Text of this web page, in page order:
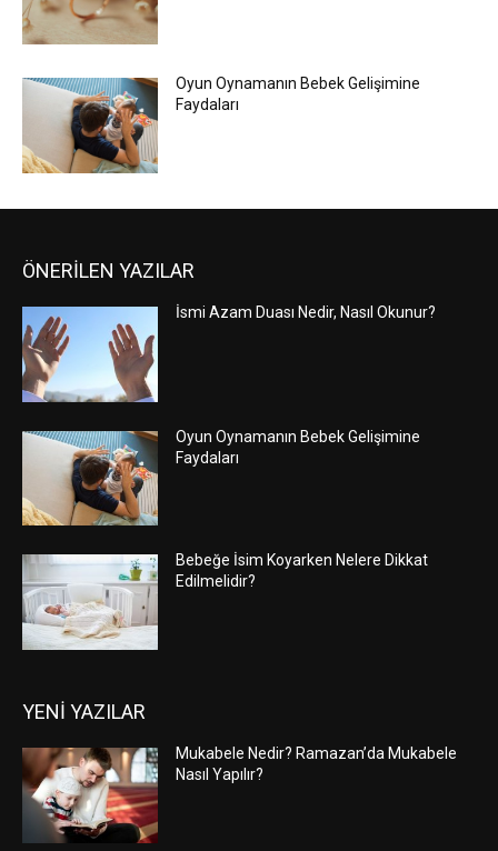
Oyun Oynamanın Bebek Gelişimine
Faydaları
ÖNERİLEN YAZILAR
İsmi Azam Duası Nedir, Nasıl Okunur?
Oyun Oynamanın Bebek Gelişimine
Faydaları
Bebeğe İsim Koyarken Nelere Dikkat
Edilmelidir?
YENİ YAZILAR
Mukabele Nedir? Ramazan’da Mukabele
Nasıl Yapılır?